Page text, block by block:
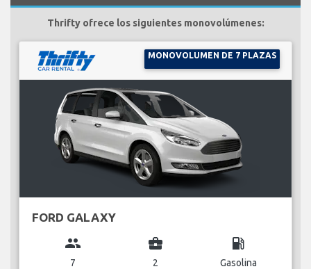
Thrifty ofrece los siguientes monovolúmenes:
MONOVOLUMEN DE 7 PLAZAS
FORD GALAXY
group
7
business_center
2
local_gas_station
Gasolina